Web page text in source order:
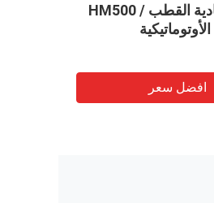
آلة لحام أحادية القطب HM500 /
افضل سعر